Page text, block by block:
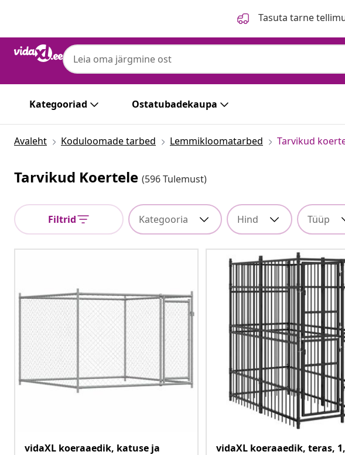
Tasuta tarne
Kategooriad Ostatubadekaupa
Avaleht Koduloomade tarbed Lemmikloomatarbed Tarvikud
Tarvikud Koertele (596 Tulemust)
Filtrid Kategooria Hind Tüüp
vidaXL koeraaedik, katuse ja
vidaXL koeraaedik, teras,